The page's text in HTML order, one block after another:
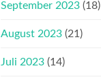
September 2023 (18)
August 2023 (21)
Juli 2023 (14)